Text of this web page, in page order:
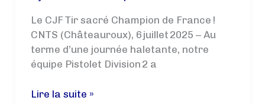
10m
Le CJF Tir sacré Champion de France !
CNTS (Châteauroux), 6 juillet 2025 – Au
terme d’une journée haletante, notre
équipe Pistolet Division 2 a
Championnat
Lire la suite »